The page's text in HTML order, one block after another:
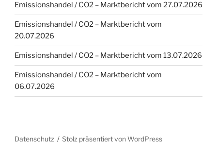
Emissionshandel / CO2 – Marktbericht vom 27.07.2026
Emissionshandel / CO2 – Marktbericht vom
20.07.2026
Emissionshandel / CO2 – Marktbericht vom 13.07.2026
Emissionshandel / CO2 – Marktbericht vom
06.07.2026
Datenschutz Stolz präsentiert von WordPress